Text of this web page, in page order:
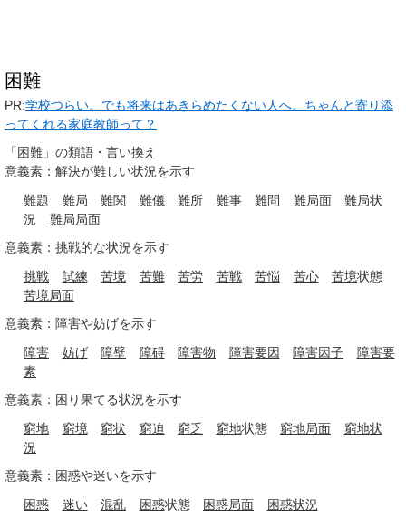
困難
PR:学校つらい。でも将来はあきらめたくない人へ。ちゃんと寄り添
ってくれる家庭教師って？
「困難」の類語・言い換え
意義素：解決が難しい状況を示す
難題
難局 難関 難儀 難所 難事 難問 難局面 難局状
況
難局局面
意義素：挑戦的な状況を示す
挑戦
試練 苦境 苦難 苦労 苦戦 苦悩 苦心 苦境状態
苦境局面
意義素：障害や妨げを示す
障害
妨げ 障壁 障碍 障害物 障害要因 障害因子 障害要
素
意義素：困り果てる状況を示す
窮地
窮境 窮状 窮迫 窮乏 窮地状態 窮地局面 窮地状
況
意義素：困惑や迷いを示す
困惑
迷い 混乱 困惑状態 困惑局面 困惑状況